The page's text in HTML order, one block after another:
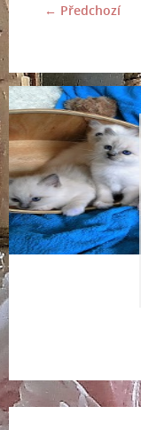
← Předchozí